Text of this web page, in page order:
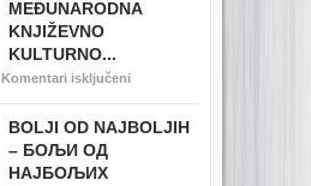
MEĐUNARODNA
KNJIŽEVNO
KULTURNO...
Komentari isključeni
BOLJI OD NAJBOLJIH
– БОЉИ ОД
НАЈБОЉИХ